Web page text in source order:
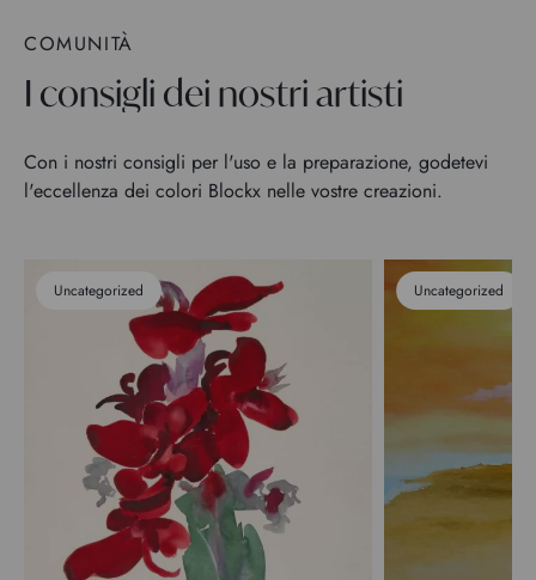
COMUNITÀ
I consigli dei nostri artisti
Con i nostri consigli per l'uso e la preparazione, godetevi
l'eccellenza dei colori Blockx nelle vostre creazioni.
Uncategorized Uncategorized